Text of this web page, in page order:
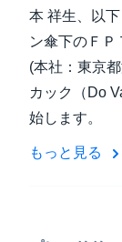
本 祥生、以
ン傘下のＦＰ
(本社：東京
カック（Do
始します。
もっと見る